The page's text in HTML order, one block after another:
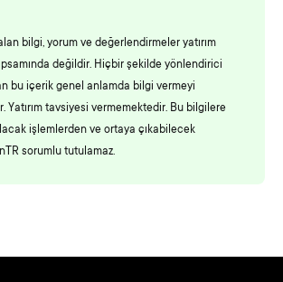
bilgi, yorum ve değerlendirmeler yatırım
değildir. Hiçbir şekilde yönlendirici
bu içerik genel anlamda bilgi vermeyi
Yatırım tavsiyesi vermemektedir. Bu bilgilere
işlemlerden ve ortaya çıkabilecek
sorumlu tutulamaz.